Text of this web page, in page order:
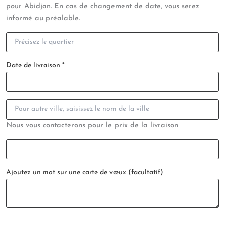
pour Abidjan. En cas de changement de date, vous serez
informé au préalable.
Date de livraison *
Nous vous contacterons pour le prix de la livraison
Ajoutez un mot sur une carte de vœux (facultatif)